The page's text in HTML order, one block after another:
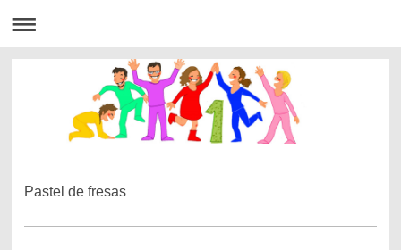
Pastel de fresas